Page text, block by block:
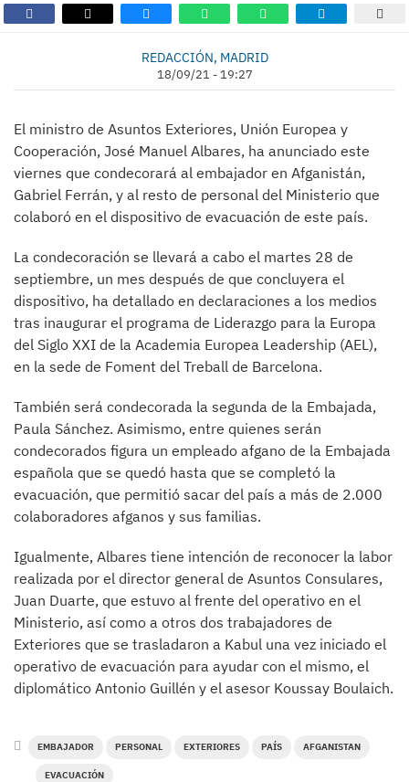
REDACCIÓN, MADRID
18/09/21 - 19:27
El ministro de Asuntos Exteriores, Unión Europea y
Cooperación, José Manuel Albares, ha anunciado este
viernes que condecorará al embajador en Afganistán,
Gabriel Ferrán, y al resto de personal del Ministerio que
colaboró en el dispositivo de evacuación de este país.
La condecoración se llevará a cabo el martes 28 de
septiembre, un mes después de que concluyera el
dispositivo, ha detallado en declaraciones a los medios
tras inaugurar el programa de Liderazgo para la Europa
del Siglo XXI de la Academia Europea Leadership (AEL),
en la sede de Foment del Treball de Barcelona.
También será condecorada la segunda de la Embajada,
Paula Sánchez. Asimismo, entre quienes serán
condecorados figura un empleado afgano de la Embajada
española que se quedó hasta que se completó la
evacuación, que permitió sacar del país a más de 2.000
colaboradores afganos y sus familias.
Igualmente, Albares tiene intención de reconocer la labor
realizada por el director general de Asuntos Consulares,
Juan Duarte, que estuvo al frente del operativo en el
Ministerio, así como a otros dos trabajadores de
Exteriores que se trasladaron a Kabul una vez iniciado el
operativo de evacuación para ayudar con el mismo, el
diplomático Antonio Guillén y el asesor Koussay Boulaich.
EMBAJADOR PERSONAL EXTERIORES PAÍS AFGANISTAN
EVACUACIÓN